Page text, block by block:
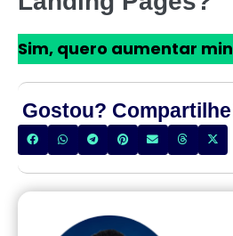
Sim, quero aumentar
Gostou?